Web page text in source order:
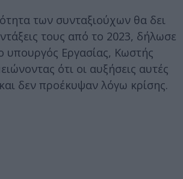
των συνταξιούχων θα δει
τους από το 2023, δήλωσε
υπουργός Εργασίας, Κωστής
ότι οι αυξήσεις αυτές
δεν προέκυψαν λόγω κρίσης.